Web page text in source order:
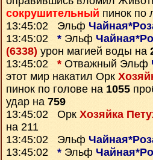
сокрушительный пинок по
13:45:02 Эльф
13:45:02 * Эльф
(6338) урон магией воды на
13:45:02 * Отважный Эльф
этот мир накатил Орк
пинок по голове на 1055
удар на 759
13:45:02 Орк Хозяйка
на 211
13:45:02 Эльф
13:45:02 * Эльф